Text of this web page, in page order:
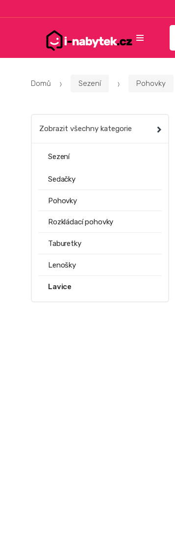
na
na
Domů Sezení Pohovky
Zobrazit všechny kategorie
Sezení
Sedačky
Pohovky
Rozkládací pohovky
Taburetky
Lenošky
Lavice